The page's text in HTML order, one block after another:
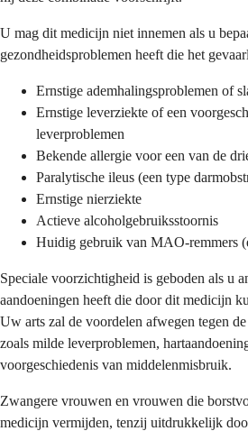
U mag dit medicijn niet innemen als u
gezondheidsproblemen heeft die het
Ernstige ademhalingsproblemen of
Ernstige leverziekte of een
leverproblemen
Bekende allergie voor een van de
Paralytische ileus (een type
Ernstige nierziekte
Actieve alcoholgebruiksstoornis
Huidig gebruik van MAO-remmers
Speciale voorzichtigheid is geboden als u
aandoeningen heeft die door dit medicijn
Uw arts zal de voordelen afwegen tegen
zoals milde leverproblemen,
voorgeschiedenis van middelenmisbruik.
Zwangere vrouwen en vrouwen die
medicijn vermijden, tenzij uitdrukkelijk